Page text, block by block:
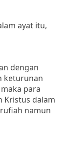
ayat itu,
dengan
keturunan
para
Kristus dalam
namun